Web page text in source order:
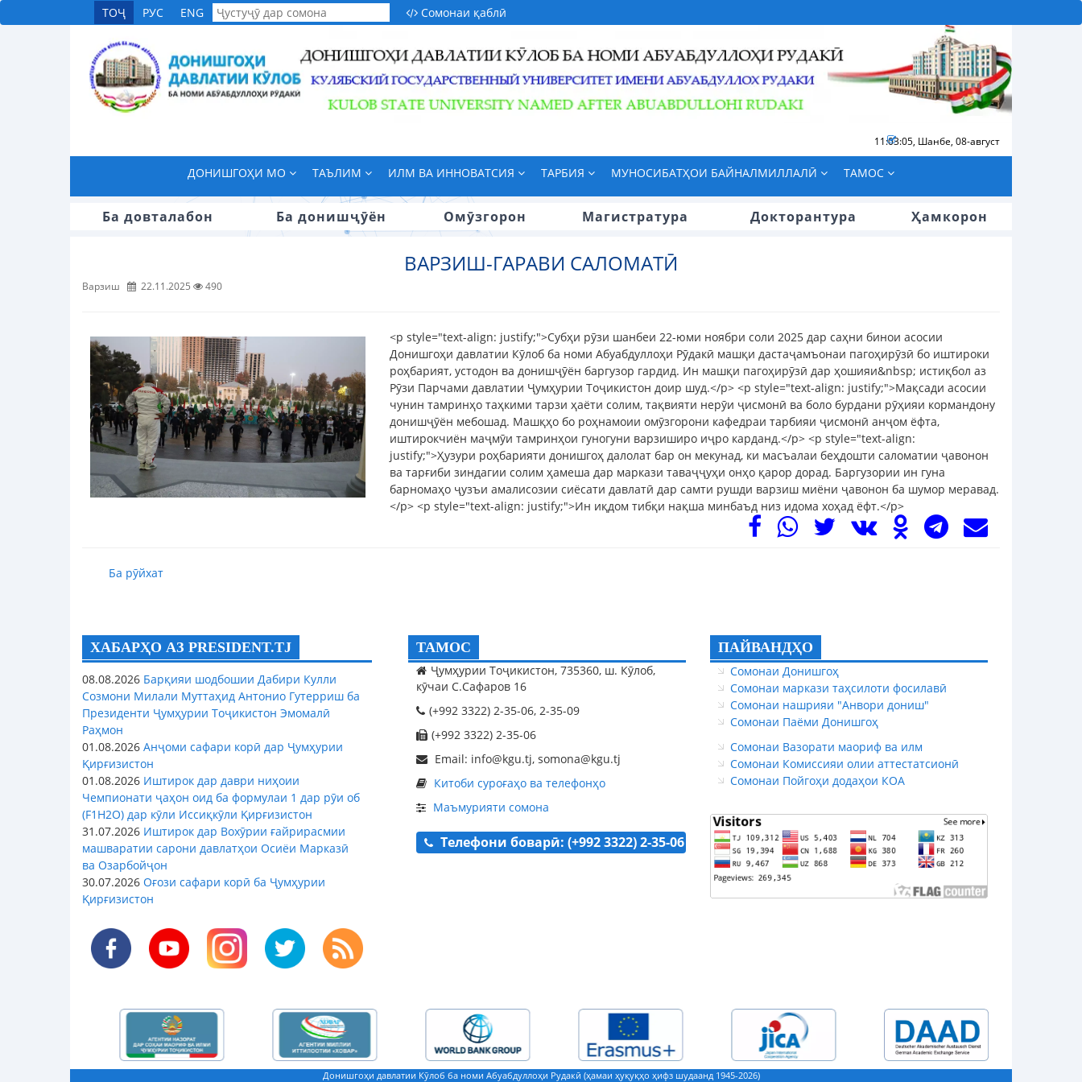
ТОҶ РУС ENG Сомонаи қаблӣ
11:03:06, Шанбе, 08-август
ДОНИШГОҲИ МО ТАЪЛИМ ИЛМ ВА ИННОВАТСИЯ ТАРБИЯ МУНОСИБАТҲОИ БАЙНАЛМИЛЛАЛӢ ТАМОС
Ба довталабон Ба донишҷӯён Омӯзгорон Магистратура Докторантура Ҳамкорон
ВАРЗИШ-ГАРАВИ САЛОМАТӢ
Варзиш 22.11.2025 490
<p style="text-align: justify;">Субҳи рӯзи шанбеи 22-юми ноябри соли 2025 дар саҳни бинои асосии
Донишгоҳи давлатии Кӯлоб ба номи Абуабдуллоҳи Рӯдакӣ машқи дастаҷамъонаи пагоҳирӯзӣ бо иштироки
роҳбарият, устодон ва донишҷӯён баргузор гардид. Ин машқи пагоҳирӯзӣ дар ҳошияи&nbsp; истиқбол аз
Рӯзи Парчами давлатии Ҷумҳурии Тоҷикистон доир шуд.</p> <p style="text-align: justify;">Мақсади асосии
чунин тамринҳо таҳкими тарзи ҳаёти солим, тақвияти нерӯи ҷисмонӣ ва боло бурдани рӯҳияи кормандону
донишҷӯён мебошад. Машқҳо бо роҳнамоии омӯзгорони кафедраи тарбияи ҷисмонӣ анҷом ёфта,
иштирокчиён маҷмӯи тамринҳои гуногуни варзиширо иҷро карданд.</p> <p style="text-align:
justify;">Ҳузури роҳбарияти донишгоҳ далолат бар он мекунад, ки масъалаи беҳдошти саломатии ҷавонон
ва тарғиби зиндагии солим ҳамеша дар маркази таваҷҷуҳи онҳо қарор дорад. Баргузории ин гуна
барномаҳо ҷузъи амалисозии сиёсати давлатӣ дар самти рушди варзиш миёни ҷавонон ба шумор меравад.
</p> <p style="text-align: justify;">Ин иқдом тибқи нақша минбаъд низ идома хоҳад ёфт.</p>
Ба рӯйхат
ХАБАРҲО АЗ PRESIDENT.TJ
08.08.2026 Барқияи шодбошии Дабири Кулли
Созмони Милали Муттаҳид Антонио Гутерриш ба
Президенти Ҷумҳурии Тоҷикистон Эмомалӣ
Раҳмон
01.08.2026 Анҷоми сафари корӣ дар Ҷумҳурии
Қирғизистон
01.08.2026 Иштирок дар даври ниҳоии
Чемпионати ҷаҳон оид ба формулаи 1 дар рӯи об
(F1H2O) дар кӯли Иссиқкӯли Қирғизистон
31.07.2026 Иштирок дар Вохӯрии ғайрирасмии
машваратии сарони давлатҳои Осиёи Марказӣ
ва Озарбойҷон
30.07.2026 Оғози сафари корӣ ба Ҷумҳурии
Қирғизистон
ТАМОС
Ҷумҳурии Тоҷикистон, 735360, ш. Кӯлоб,
кӯчаи С.Сафаров 16
(+992 3322) 2-35-06, 2-35-09
(+992 3322) 2-35-06
Email: info@kgu.tj, somona@kgu.tj
Китоби суроғаҳо ва телефонҳо
Маъмурияти сомона
Телефони боварӣ: (+992 3322) 2-35-06
ПАЙВАНДҲО
Сомонаи Донишгоҳ
Сомонаи маркази таҳсилоти фосилавӣ
Сомонаи нашрияи "Анвори дониш"
Сомонаи Паёми Донишгоҳ
Сомонаи Вазорати маориф ва илм
Сомонаи Комиссияи олии аттестатсионӣ
Сомонаи Пойгоҳи додаҳои КОА
Донишгоҳи давлатии Кӯлоб ба номи Абуабдуллоҳи Рудакӣ (ҳамаи ҳуқуқҳо ҳифз шудаанд 1945-2026)